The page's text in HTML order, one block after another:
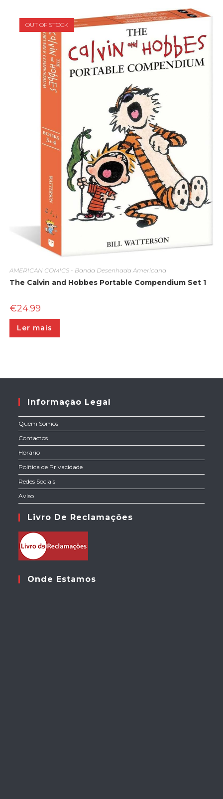
OUT OF STOCK
AMERICAN COMICS - Banda Desenhada Americana
The Calvin and Hobbes Portable Compendium Set 1
€24.99
Ler mais
Informação Legal
Quem Somos
Contactos
Horário
Política de Privacidade
Redes Sociais
Aviso
Livro De Reclamações
Onde Estamos